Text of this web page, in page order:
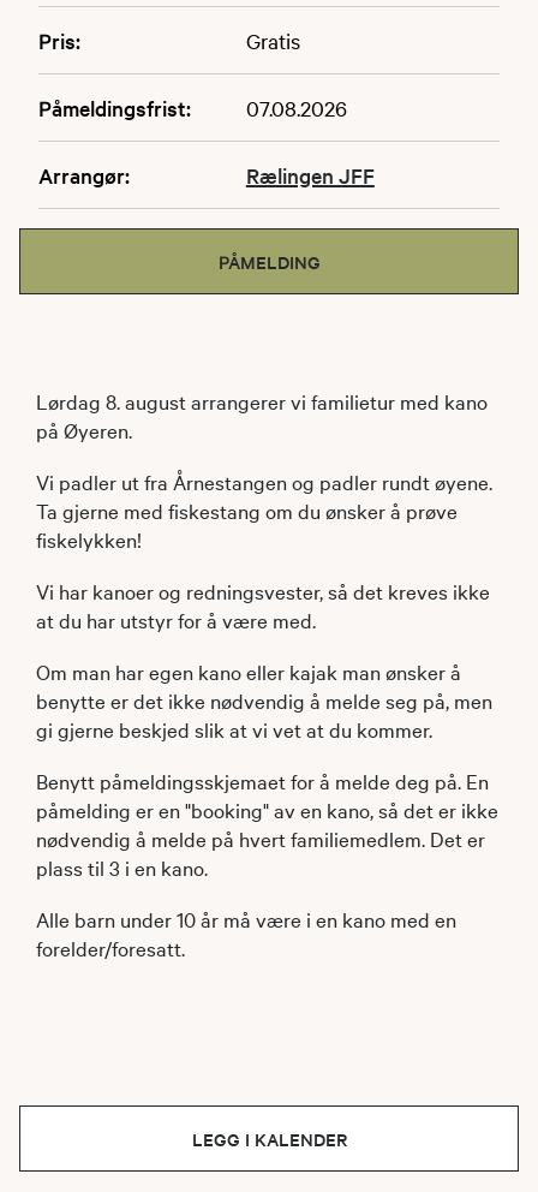
Pris: Gratis
Påmeldingsfrist: 07.08.2026
Arrangør: Rælingen JFF
PÅMELDING
Lørdag 8. august arrangerer vi familietur med kano
på Øyeren.
Vi padler ut fra Årnestangen og padler rundt øyene.
Ta gjerne med fiskestang om du ønsker å prøve
fiskelykken!
Vi har kanoer og redningsvester, så det kreves ikke
at du har utstyr for å være med.
Om man har egen kano eller kajak man ønsker å
benytte er det ikke nødvendig å melde seg på, men
gi gjerne beskjed slik at vi vet at du kommer.
Benytt påmeldingsskjemaet for å melde deg på. En
påmelding er en "booking" av en kano, så det er ikke
nødvendig å melde på hvert familiemedlem. Det er
plass til 3 i en kano.
Alle barn under 10 år må være i en kano med en
forelder/foresatt.
LEGG I KALENDER